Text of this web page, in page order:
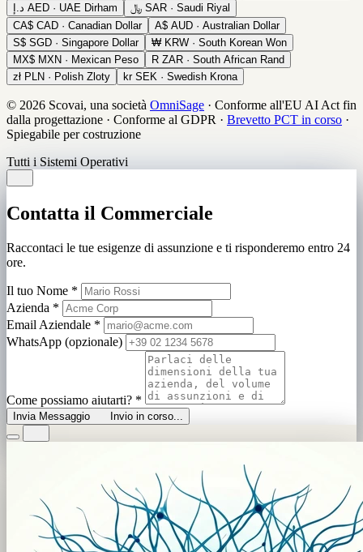
د.إ AED · UAE Dirham ﷼ SAR · Saudi Riyal
CA$ CAD · Canadian Dollar A$ AUD · Australian Dollar
S$ SGD · Singapore Dollar ₩ KRW · South Korean Won
MX$ MXN · Mexican Peso R ZAR · South African Rand
zł PLN · Polish Zloty kr SEK · Swedish Krona
© 2026 Scovai, una società OmniSage · Conforme all'EU AI Act fin
dalla progettazione · Conforme al GDPR · Brevetto PCT in corso ·
Spiegabile per costruzione
Tutti i Sistemi Operativi
Contatta il Commerciale
Raccontaci le tue esigenze di assunzione e ti risponderemo entro 24
ore.
Il tuo Nome *
Azienda *
Email Aziendale *
WhatsApp (opzionale)
Come possiamo aiutarti? *
Invia Messaggio Invio in corso...